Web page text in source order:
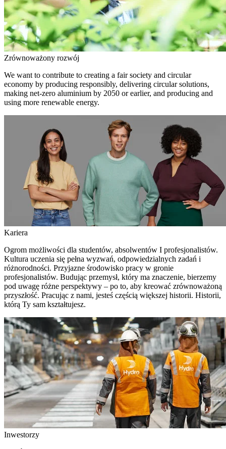
Zrównoważony rozwój
We want to contribute to creating a fair society and circular
economy by producing responsibly, delivering circular solutions,
making net-zero aluminium by 2050 or earlier, and producing and
using more renewable energy.
Kariera
Ogrom możliwości dla studentów, absolwentów I profesjonalistów.
Kultura uczenia się pełna wyzwań, odpowiedzialnych zadań i
różnorodności. Przyjazne środowisko pracy w gronie
profesjonalistów. Budując przemysł, który ma znaczenie, bierzemy
pod uwagę różne perspektywy – po to, aby kreować zrównoważoną
przyszłość. Pracując z nami, jesteś częścią większej historii. Historii,
którą Ty sam kształtujesz.
Inwestorzy